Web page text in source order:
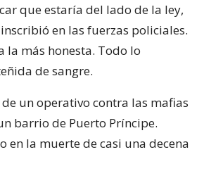
que estaría del lado de la ley,
en las fuerzas policiales.
la más honesta. Todo lo
de sangre.
un operativo contra las mafias
barrio de Puerto Príncipe.
en la muerte de casi una decena